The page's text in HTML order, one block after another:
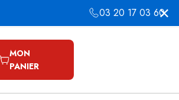
03 20 17 03 60
MON
PANIER